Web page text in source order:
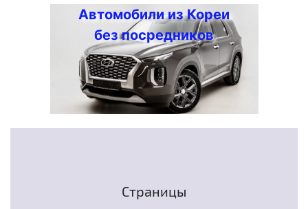
Автомобили из Кореи
без посредников
Страницы